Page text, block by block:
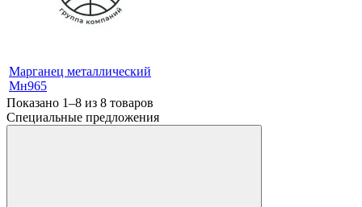
Марганец металлический
Мн965
Показано 1–8 из 8 товаров
Специальные предложения